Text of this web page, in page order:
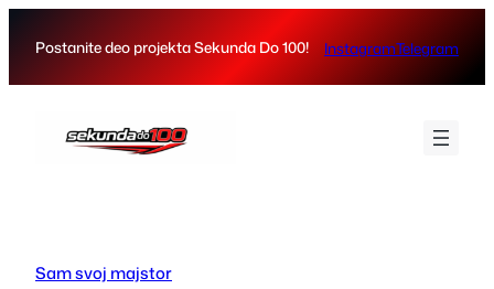
Postanite deo projekta Sekunda Do 100! InstagramTelegram
Sam svoj majstor